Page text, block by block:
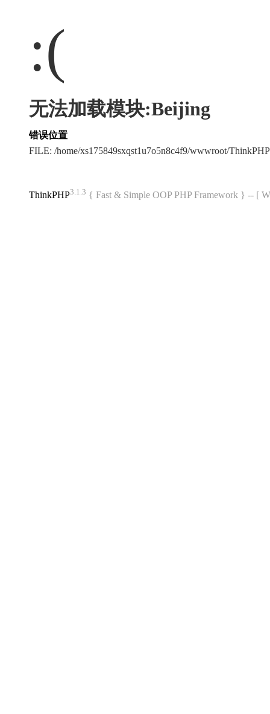
:(
无法加载模块:Beijing
错误位置
FILE: /home/xs175849sxqst1u7o5n8c4f9/wwwroot/
ThinkPHP3.1.3 { Fast & Simple OOP PHP Framework } -- [